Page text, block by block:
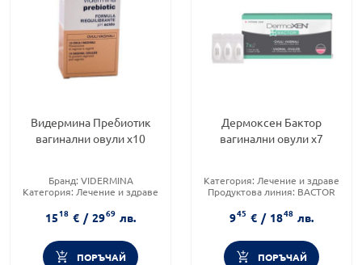
Видермина Пребиотик
вагинални овули x10
Бранд: VIDERMINA
Категория: Лечение и здраве
1518 € / 2969 лв.
ПОРЪЧАЙ
Дермоксен Бактор
вагинални овули х7
Категория: Лечение и здраве
Продуктова линия: BACTOR
945 € / 1848 лв.
ПОРЪЧАЙ